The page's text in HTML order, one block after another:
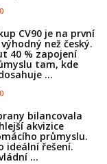
CV90 je na první
než český.
40 % zapojení
tam, kde
...
bilancovala
akvizice
průmyslu.
ideální řešení.
...